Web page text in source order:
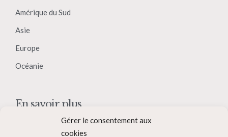
Gérer le consentement aux
cookies
Amérique du Sud
Asie
Europe
Océanie
En savoir plus